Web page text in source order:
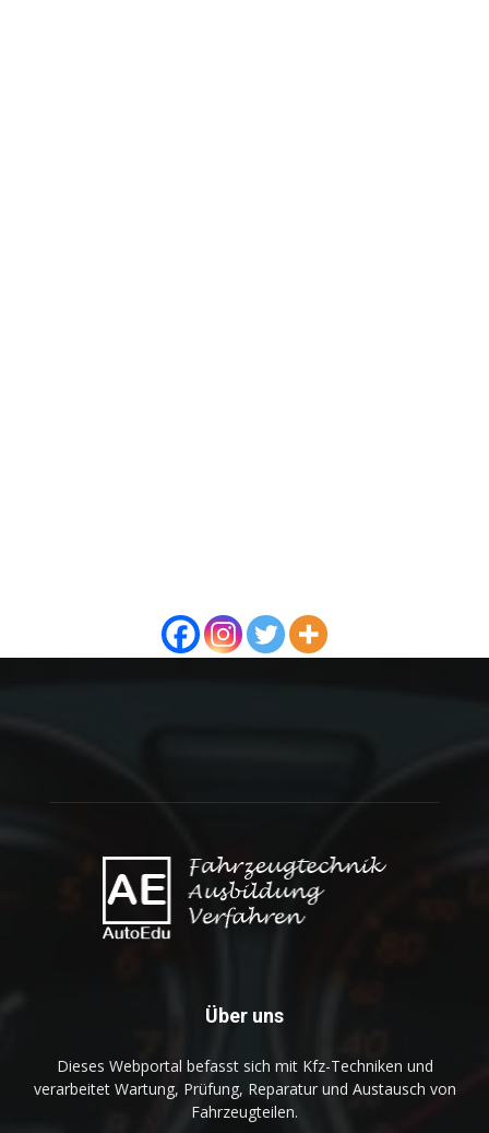
Über uns
Dieses Webportal befasst sich mit Kfz-Techniken und
verarbeitet Wartung, Prüfung, Reparatur und Austausch von
Fahrzeugteilen.